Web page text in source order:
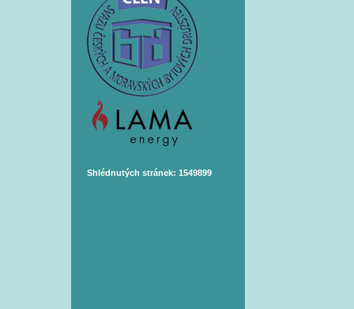
Shlédnutých stránek: 1549899